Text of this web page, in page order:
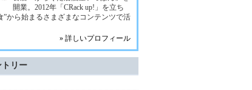
開業。2012年「CRack up!」を立ち
”から始まるさまざまなコンテンツで活
» 詳しいプロフィール
リー